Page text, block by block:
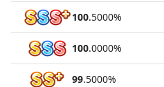
100.5000%
100.0000%
99.5000%